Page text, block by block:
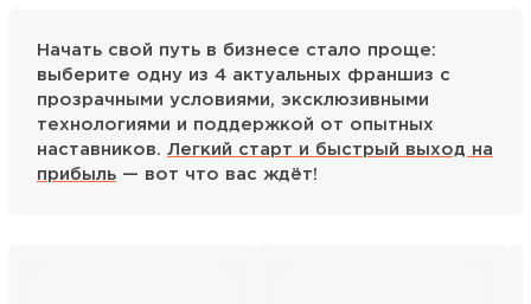
Начать свой путь в бизнесе стало проще:
выберите одну из 4 актуальных франшиз с
прозрачными условиями, эксклюзивными
технологиями и поддержкой от опытных
наставников. Легкий старт и быстрый выход на
прибыль — вот что вас ждёт!